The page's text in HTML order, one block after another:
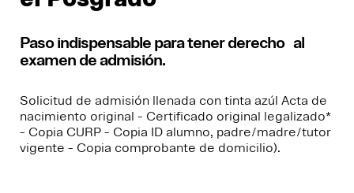
Paso indispensable para tener derecho al
examen de admisión.
Solicitud de admisión llenada con tinta azúl Acta de
nacimiento original - Certificado original legalizado*
- Copia CURP - Copia ID alumno, padre/madre/tutor
vigente - Copia comprobante de domicilio).